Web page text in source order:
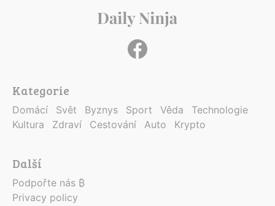
Kategorie
Domácí Svět Byznys Sport Věda
Technologie
Kultura
Zdraví Cestování Auto Krypto
Další
Podpořte nás ₿
Privacy policy